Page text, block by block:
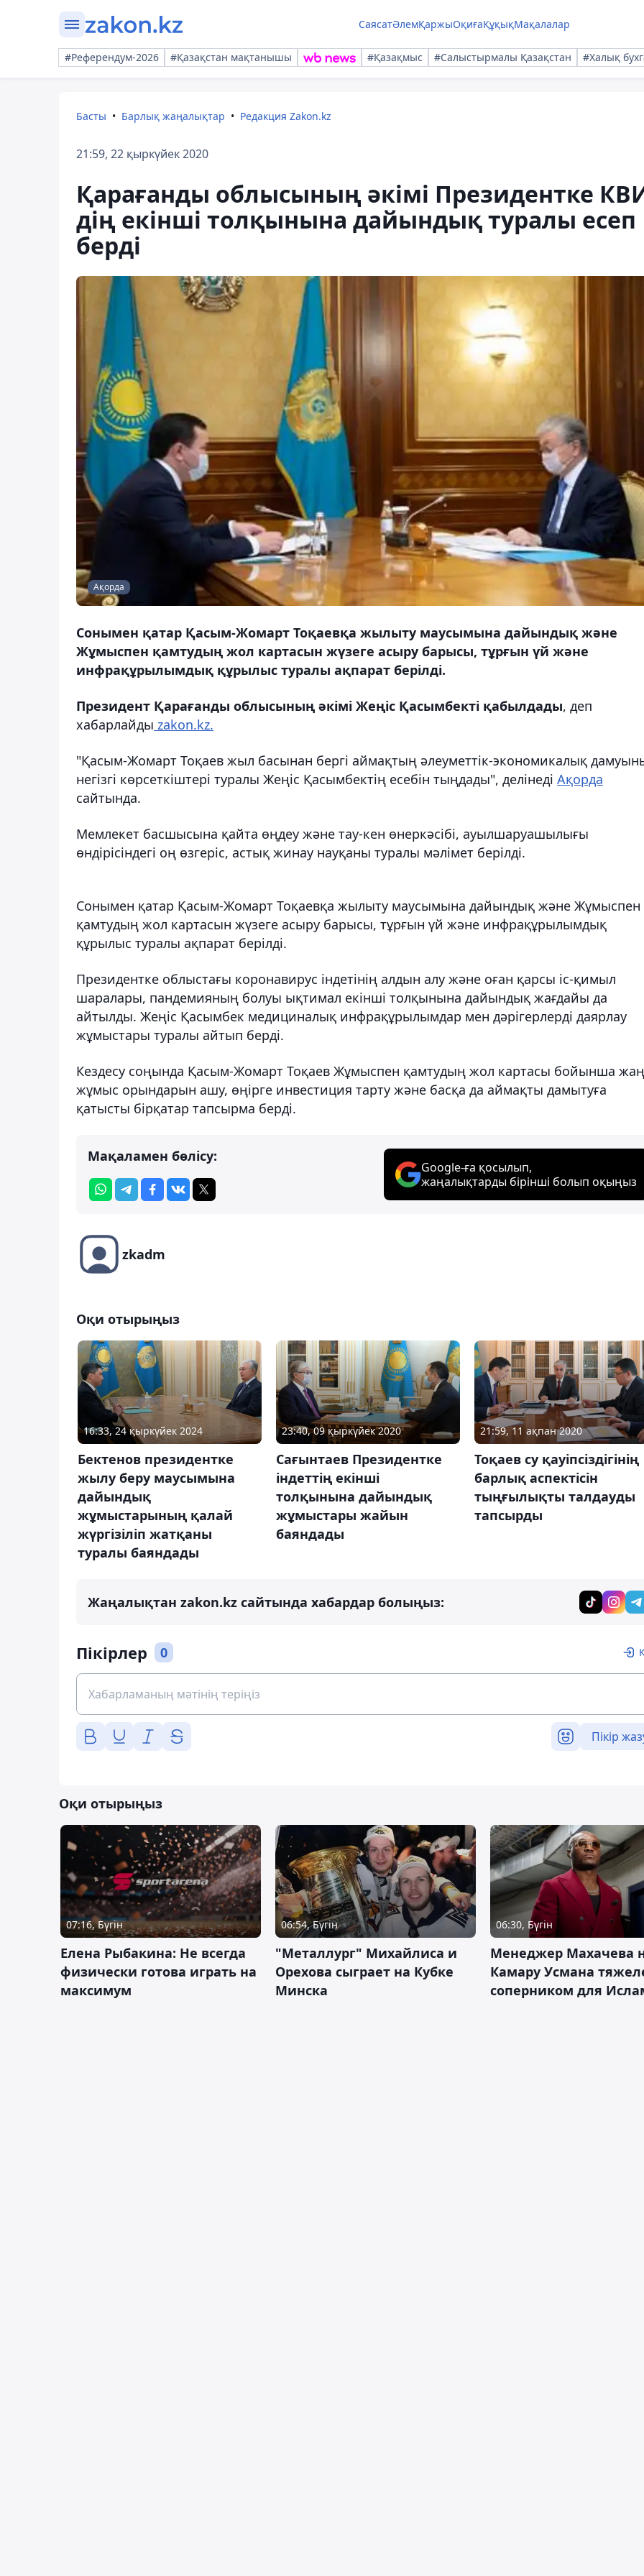
СаясатӘлемҚаржыОқиғаҚұқықМақалалар
#Референдум-2026 #Қазақстан мақтанышы #Қазақмыс #Салыстырмалы Қазақстан #Халық
Басты Барлық жаңалықтар Редакция Zakon.kz
21:59, 22 қыркүйек 2020
Қарағанды облысының әкімі Президентке
дің екінші толқынына дайындық туралы есеп
берді
Ақорда
Сонымен қатар Қасым-Жомарт Тоқаевқа жылыту маусымына дайындық және
Жұмыспен қамтудың жол картасын жүзеге асыру барысы, тұрғын үй және
инфрақұрылымдық құрылыс туралы ақпарат берілді.
Президент Қарағанды облысының әкімі Жеңіс Қасымбекті қабылдады, деп
хабарлайды zakon.kz.
"Қасым-Жомарт Тоқаев жыл басынан бергі аймақтың әлеуметтік-экономикалық
негізгі көрсеткіштері туралы Жеңіс Қасымбектің есебін тыңдады", делінеді Ақорда
сайтында.
Мемлекет басшысына қайта өңдеу және тау-кен өнеркәсібі, ауылшаруашылығы
өндірісіндегі оң өзгеріс, астық жинау науқаны туралы мәлімет берілді.
Сонымен қатар Қасым-Жомарт Тоқаевқа жылыту маусымына дайындық және Жұмыспен
қамтудың жол картасын жүзеге асыру барысы, тұрғын үй және инфрақұрылымдық
құрылыс туралы ақпарат берілді.
Президентке облыстағы коронавирус індетінің алдын алу және оған қарсы іс-қимыл
шаралары, пандемияның болуы ықтимал екінші толқынына дайындық жағдайы да
айтылды. Жеңіс Қасымбек медициналық инфрақұрылымдар мен дәрігерлерді даярлау
жұмыстары туралы айтып берді.
Кездесу соңында Қасым-Жомарт Тоқаев Жұмыспен қамтудың жол картасы бойынша
жұмыс орындарын ашу, өңірге инвестиция тарту және басқа да аймақты дамытуға
қатысты бірқатар тапсырма берді.
Мақаламен бөлісу:
Google-ға қосылып,
жаңалықтарды бірінші болып оқыңыз
zkadm
Оқи отырыңыз
16:33, 24 қыркүйек 2024
Бектенов президентке
жылу беру маусымына
дайындық
жұмыстарының қалай
жүргізіліп жатқаны
туралы баяндады
23:40, 09 қыркүйек 2020
Сағынтаев Президентке
індеттің екінші
толқынына дайындық
жұмыстары жайын
баяндады
21:59, 11 ақпан 2020
Тоқаев су қауіпсіздігінің
барлық аспектісін
тыңғылықты талдауды
тапсырды
Жаңалықтан zakon.kz сайтында хабардар болыңыз:
Пікірлер 0
Пікір
Оқи отырыңыз
07:16, Бүгін
Елена Рыбакина: Не всегда
физически готова играть на
максимум
06:54, Бүгін
"Металлург" Михайлиса и
Орехова сыграет на Кубке
Минска
06:30, Бүгін
Менеджер Махачева
Камару Усмана
соперником для